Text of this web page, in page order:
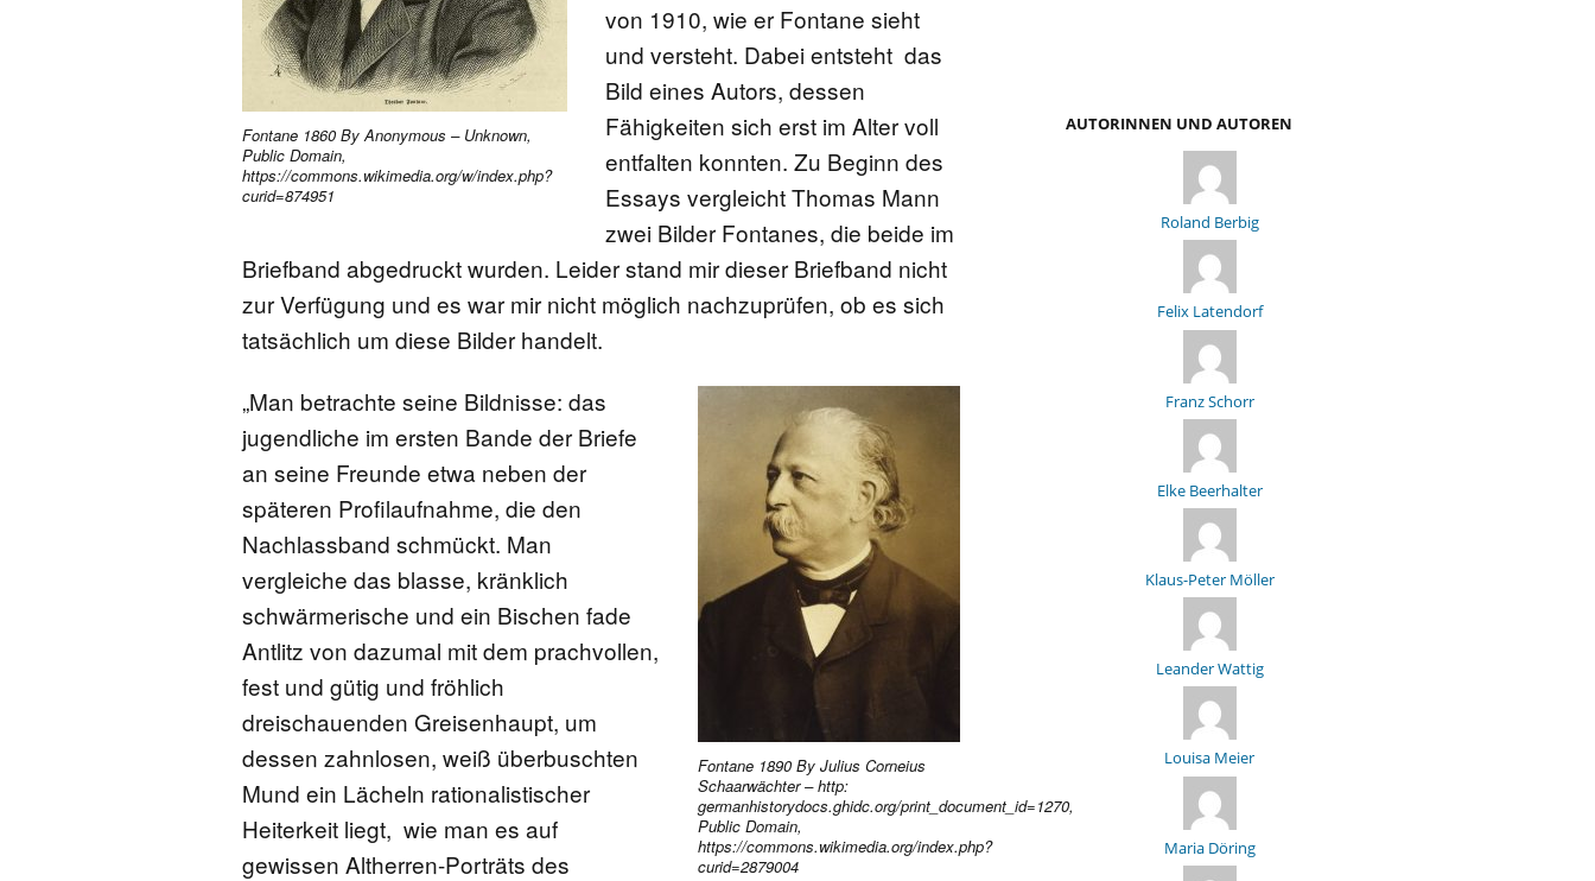
Fontane 1860 By Anonymous – Unknown,
Public Domain,
https://commons.wikimedia.org/w/index.php?
curid=874951
von 1910, wie er Fontane sieht
und versteht. Dabei entsteht das
Bild eines Autors, dessen
Fähigkeiten sich erst im Alter voll
entfalten konnten. Zu Beginn des
Essays vergleicht Thomas Mann
zwei Bilder Fontanes, die beide im
Briefband abgedruckt wurden. Leider stand mir dieser Briefband nicht
zur Verfügung und es war mir nicht möglich nachzuprüfen, ob es sich
tatsächlich um diese Bilder handelt.
Fontane 1890 By Julius Corneius
Schaarwächter – http:
germanhistorydocs.ghidc.org/print_document_id=1270,
Public Domain,
https://commons.wikimedia.org/index.php?
curid=2879004
„Man betrachte seine Bildnisse: das
jugendliche im ersten Bande der Briefe
an seine Freunde etwa neben der
späteren Profilaufnahme, die den
Nachlassband schmückt. Man
vergleiche das blasse, kränklich
schwärmerische und ein Bischen fade
Antlitz von dazumal mit dem prachvollen,
fest und gütig und fröhlich
dreischauenden Greisenhaupt, um
dessen zahnlosen, weiß überbuschten
Mund ein Lächeln rationalistischer
Heiterkeit liegt, wie man es auf
gewissen Altherren-Porträts des
AUTORINNEN UND AUTOREN
Roland Berbig
Felix Latendorf
Franz Schorr
Elke Beerhalter
Klaus-Peter Möller
Leander Wattig
Louisa Meier
Maria Döring